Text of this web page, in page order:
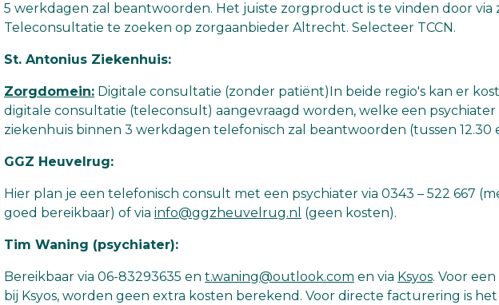
5 werkdagen zal beantwoorden. Het juiste zorgproduct is te vinden door via
Teleconsultatie te zoeken op zorgaanbieder Altrecht. Selecteer TCCN.
St. Antonius Ziekenhuis:
Zorgdomein: Digitale consultatie (zonder patiënt)In beide regio's kan er
digitale consultatie (teleconsult) aangevraagd worden, welke een psychiater
ziekenhuis binnen 3 werkdagen telefonisch zal beantwoorden (tussen 12.30
GGZ Heuvelrug:
Hier plan je een telefonisch consult met een psychiater via 0343 – 522 667
goed bereikbaar) of via info@ggzheuvelrug.nl (geen kosten).
Tim Waning (psychiater):
Bereikbaar via 06-83293635 en t.waning@outlook.com en via Ksyos. Voor
bij Ksyos, worden geen extra kosten berekend. Voor directe facturering is